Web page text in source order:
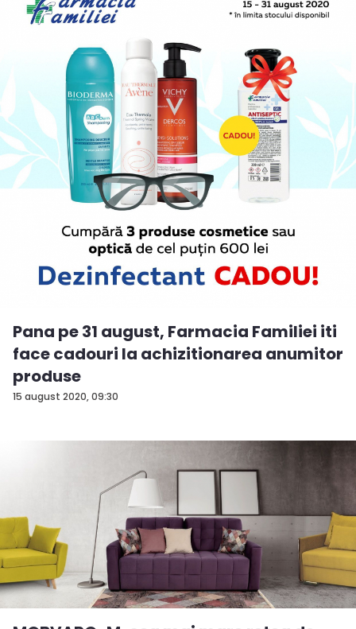
15 august 2020, 09:30
Pana pe 31 august, Farmacia Familiei iti
face cadouri la achizitionarea anumitor
produse